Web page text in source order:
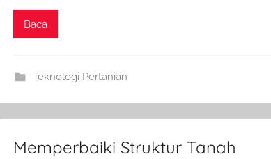
Baca
Teknologi Pertanian
Memperbaiki Struktur Tanah